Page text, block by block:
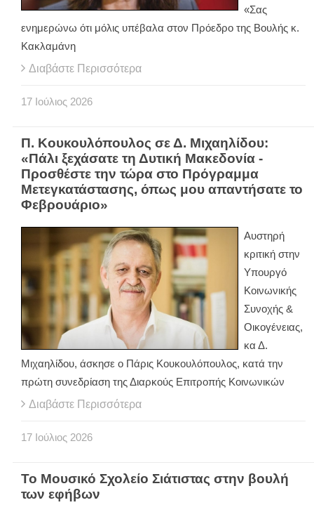
«Σας
ενημερώνω ότι μόλις υπέβαλα στον Πρόεδρο της Βουλής κ.
Κακλαμάνη
Διαβάστε Περισσότερα
17 Ιούλιος 2026
Π. Κουκουλόπουλος σε Δ. Μιχαηλίδου:
«Πάλι ξεχάσατε τη Δυτική Μακεδονία -
Προσθέστε την τώρα στο Πρόγραμμα
Μετεγκατάστασης, όπως μου απαντήσατε το
Φεβρουάριο»
Αυστηρή
κριτική στην
Υπουργό
Κοινωνικής
Συνοχής &
Οικογένειας,
κα Δ.
Μιχαηλίδου, άσκησε ο Πάρις Κουκουλόπουλος, κατά την
πρώτη συνεδρίαση της Διαρκούς Επιτροπής Κοινωνικών
Διαβάστε Περισσότερα
17 Ιούλιος 2026
Το Μουσικό Σχολείο Σιάτιστας στην βουλή
των εφήβων